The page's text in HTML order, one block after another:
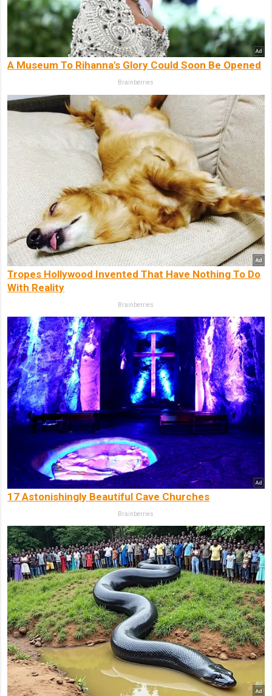
A Museum To Rihanna's Glory Could Soon Be Opened
Brainberries
Tropes Hollywood Invented That Have Nothing To Do
With Reality
Brainberries
17 Astonishingly Beautiful Cave Churches
Brainberries